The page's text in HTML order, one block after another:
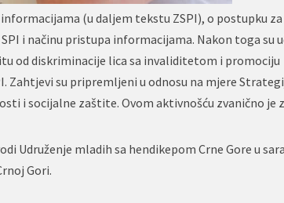
(u daljem tekstu ZSPI), o postupku za
i načinu pristupa informacijama. Nakon toga su
od diskriminacije lica sa invaliditetom i promociju
su pripremljeni u odnosu na mjere
i socijalne zaštite. Ovom aktivnošću zvanično je
Udruženje mladih sa hendikepom Crne Gore u
Gori.